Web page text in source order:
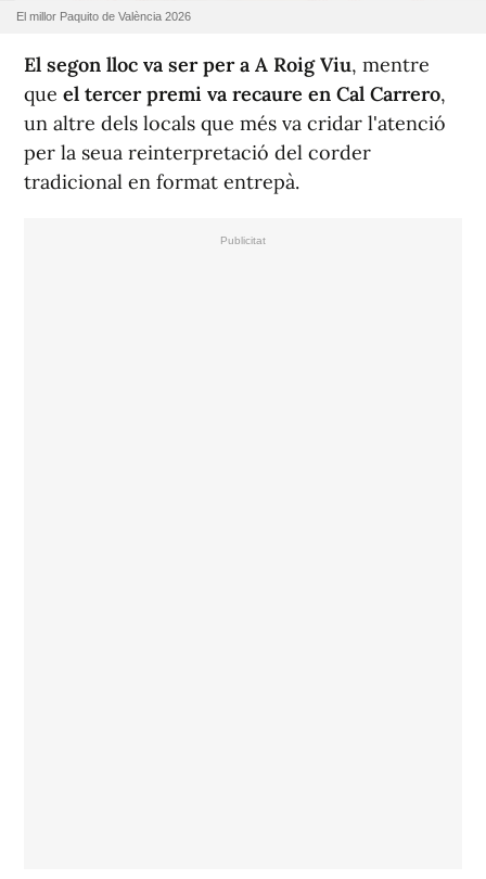
El millor Paquito de València 2026
El segon lloc va ser per a A Roig Viu, mentre
que el tercer premi va recaure en Cal Carrero,
un altre dels locals que més va cridar l'atenció
per la seua reinterpretació del corder
tradicional en format entrepà.